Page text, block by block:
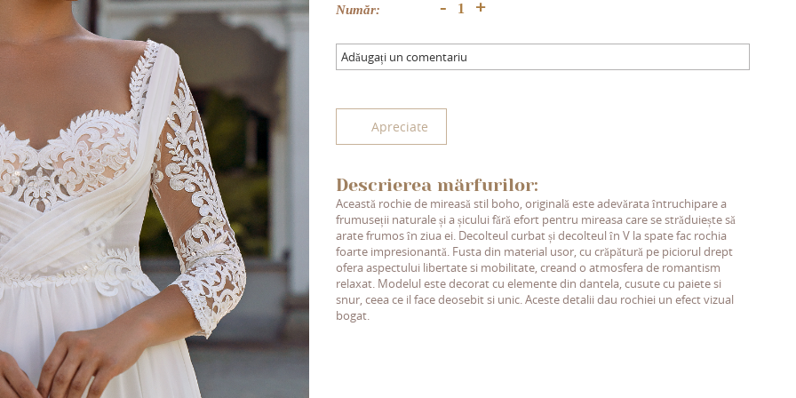
Număr: - +
Adăugați un comentariu
Apreciate
Descrierea mărfurilor:
Această rochie de mireasă stil boho, originală este adevărata întruchipare a
frumuseții naturale și a șicului fără efort pentru mireasa care se străduiește să
arate frumos în ziua ei. Decolteul curbat și decolteul în V la spate fac rochia
foarte impresionantă. Fusta din material usor, cu crăpătură pe piciorul drept
ofera aspectului libertate si mobilitate, creand o atmosfera de romantism
relaxat. Modelul este decorat cu elemente din dantela, cusute cu paiete si
snur, ceea ce il face deosebit si unic. Aceste detalii dau rochiei un efect vizual
bogat.